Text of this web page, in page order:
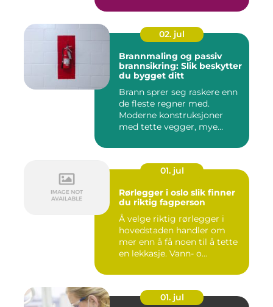
02. jul
Brannmaling og passiv
brannsikring: Slik beskytter
du bygget ditt
Brann sprer seg raskere enn
de fleste regner med.
Moderne konstruksjoner
med tette vegger, mye
01. jul
Rørlegger i oslo slik finner
du riktig fagperson
Å velge riktig rørlegger i
hovedstaden handler om
mer enn å få noen til å tette
en lekkasje. Vann- o...
01. jul